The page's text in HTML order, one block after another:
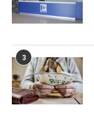
3